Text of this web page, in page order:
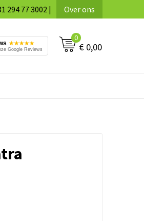
294 77 3002 | Over ons
★★★★★
Google Reviews
0
€ 0,00